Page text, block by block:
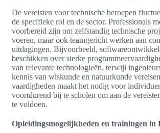
De vereisten voor technische beroepen
de specifieke rol en de sector. Professionals
voorbereid zijn om zelfstandig technische
voeren, maar ook teamgericht werken aan
uitdagingen. Bijvoorbeeld,
beschikken over sterke
van relevante technologieën, terwijl
kennis van wiskunde en natuurkunde
vaardigheden maakt het nodig voor
voortdurend bij te scholen om aan de
te voldoen.
Opleidingsmogelijkheden en trainingen in